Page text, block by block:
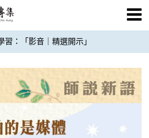
習：「影音｜精選開示」